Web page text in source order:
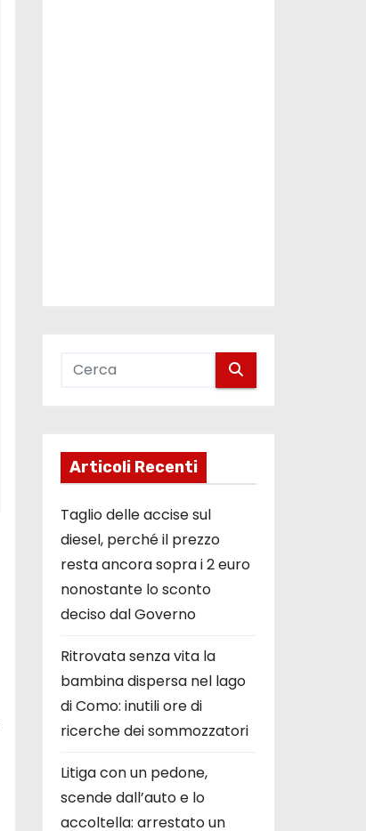
Articoli Recenti
Taglio delle accise sul
diesel, perché il prezzo
resta ancora sopra i 2 euro
nonostante lo sconto
deciso dal Governo
Ritrovata senza vita la
bambina dispersa nel lago
di Como: inutili ore di
ricerche dei sommozzatori
Litiga con un pedone,
scende dall’auto e lo
accoltella: arrestato un